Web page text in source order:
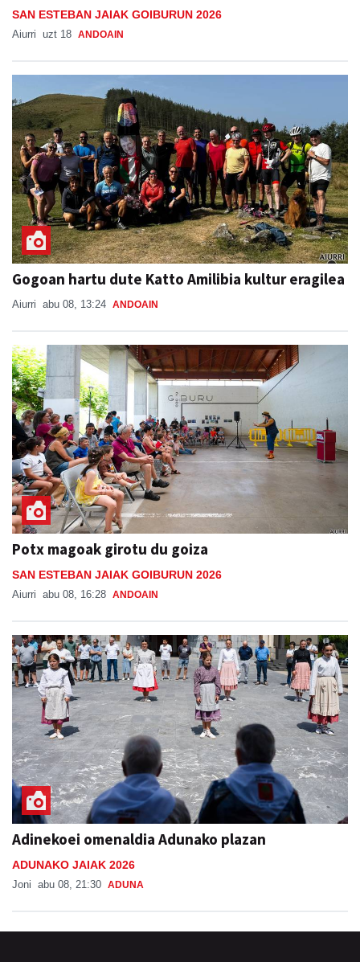
SAN ESTEBAN JAIAK GOIBURUN 2026
Aiurri uzt 18 ANDOAIN
Gogoan hartu dute Katto Amilibia kultur eragilea
Aiurri abu 08, 13:24 ANDOAIN
Potx magoak girotu du goiza
SAN ESTEBAN JAIAK GOIBURUN 2026
Aiurri abu 08, 16:28 ANDOAIN
Adinekoei omenaldia Adunako plazan
ADUNAKO JAIAK 2026
Joni abu 08, 21:30 ADUNA